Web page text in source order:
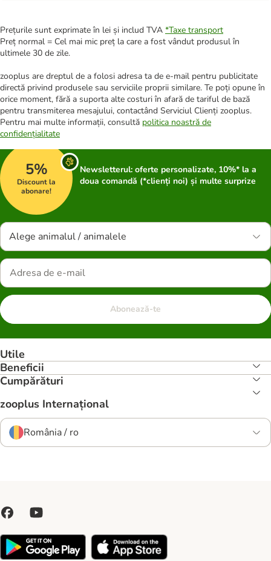
Prețurile sunt exprimate în lei și includ TVA *Taxe transport
Preț normal = Cel mai mic preț la care a fost vândut produsul în
ultimele 30 de zile.
zooplus are dreptul de a folosi adresa ta de e-mail pentru publicitate
directă privind produsele sau serviciile proprii similare. Te poți opune în
orice moment, fără a suporta alte costuri în afară de tariful de bază
pentru transmiterea mesajului, contactând Serviciul Clienți zooplus.
Pentru mai multe informații, consultă politica noastră de
confidențialitate
5%
Discount la
abonare!
Newsletterul: oferte personalizate, 10%* la a
doua comandă (*clienți noi) și multe surprize
Alege animalul / animalele
Abonează-te
Utile
Beneficii
Cumpărături
zooplus Internațional
România / ro